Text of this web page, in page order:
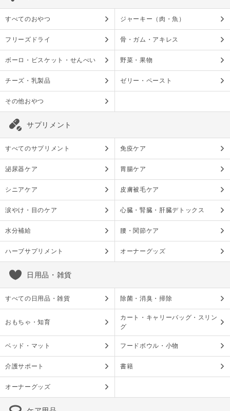
すべてのおやつ ジャーキー（肉・魚）
フリーズドライ 骨・ガム・アキレス
ボーロ・ビスケット・せんべい 野菜・果物
チーズ・乳製品 ゼリー・ペースト
その他おやつ
サプリメント
すべてのサプリメント 免疫ケア
泌尿器ケア 胃腸ケア
シニアケア 皮膚被毛ケア
涙やけ・目のケア 心臓・腎臓・肝臓デトックス
水分補給 腰・関節ケア
ハーブサプリメント オーナーグッズ
日用品・雑貨
すべての日用品・雑貨 除菌・消臭・掃除
おもちゃ・知育
カート・キャリーバッグ・スリン
グ
ベッド・マット フードボウル・小物
介護サポート 書籍
オーナーグッズ